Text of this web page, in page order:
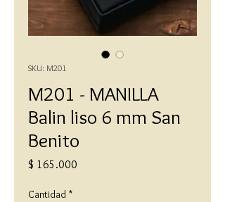
SKU: M201
M201 - MANILLA
Balin liso 6 mm San
Benito
$ 165.000
Cantidad *